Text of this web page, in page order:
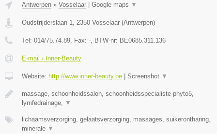
Antwerpen » Vosselaar Google maps ▼
Oudstrijderslaan 1 2350 Vosselaar (Antwerpen)
Tel: 014/75.74.89 , Fax: - , BTW-nr: BE0685.311.136
E-mail › Inner-Beauty
Website: http://www.inner-beauty.be Screenshot ▼
massage, schoonheidssalon, schoonheidsspecialiste phyto5,
lymfedrainage,
▼
lichaamsverzorging, gelaatsverzorging, massages, suikerontharing,
minerale ▼